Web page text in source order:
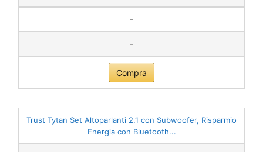
-
-
Compra
Trust Tytan Set Altoparlanti 2.1 con Subwoofer, Risparmio
Energia con Bluetooth...